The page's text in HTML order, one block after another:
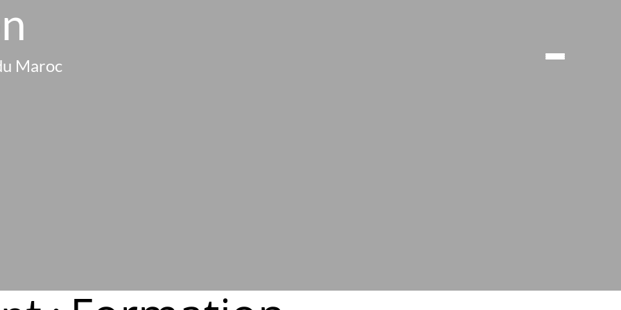
u Maroc